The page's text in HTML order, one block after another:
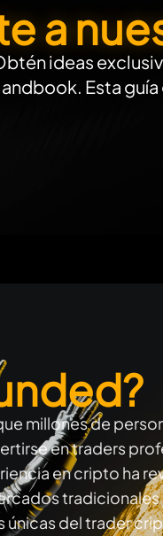
a
ideas
Esta
millones de
en traders
en cripto ha
tradicionales
únicas del trader